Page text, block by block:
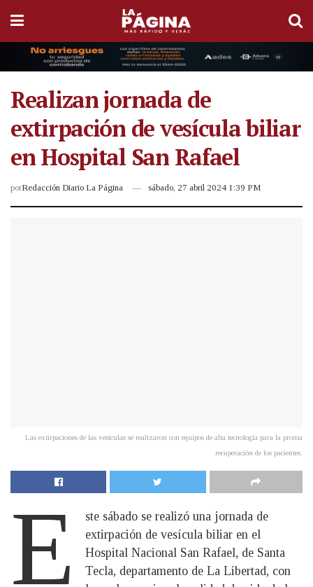
Realizan jornada de
extirpación de vesícula biliar
en Hospital San Rafael
porRedacción Diario La Página sábado, 27 abril 2024 1:39 PM
Las extirpaciones de las vesículas se realizaron con equipos de alta tecnología para la pronta
recuperación de los pacientes.
E
ste sábado se realizó una jornada de
extirpación de vesícula biliar en el
Hospital Nacional San Rafael, de Santa
Tecla, departamento de La Libertad, con